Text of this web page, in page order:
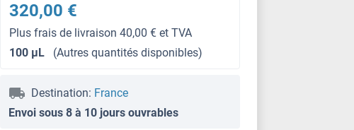
320,00 €
Plus frais de livraison 40,00 € et TVA
100 μL
(Autres quantités disponibles)
Destination: France
Envoi sous 8 à 10 jours ouvrables